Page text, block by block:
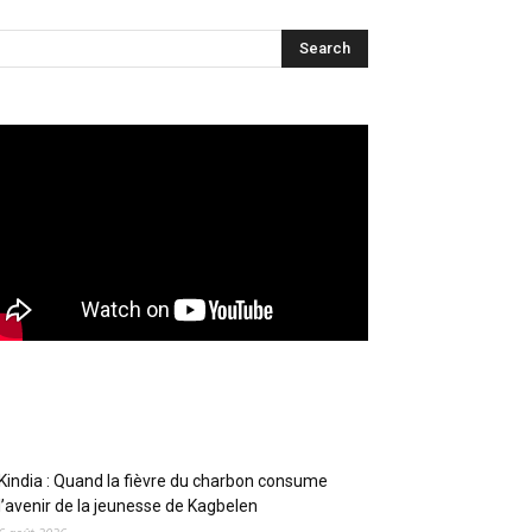
: Quand la fièvre du charbon consume
de la jeunesse de Kagbelen